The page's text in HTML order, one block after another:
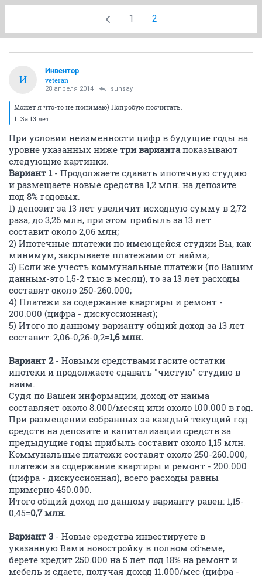
1 2
И
Инвентор
veteran
28 апреля 2014 sunsay
Может я что-то не понимаю) Попробую посчитать.
1. За 13 лет...
При условии неизменности цифр в будущие годы на
уровне указанных ниже три вариантапоказывают
следующие картинки.
Вариант 1- Продолжаете сдавать ипотечную студию
и размещаете новые средства 1,2 млн. на депозите
под 8% годовых.
1) депозит за 13 лет увеличит исходную сумму в 2,72
раза, до 3,26 млн, при этом прибыль за 13 лет
составит около 2,06 млн;
2) Ипотечные платежи по имеющейся студии Вы, как
минимум, закрываете платежами от найма;
3) Если же учесть коммунальные платежи (по Вашим
данным-это 1,5-2 тыс в месяц), то за 13 лет расходы
составят около 250-260.000;
4) Платежи за содержание квартиры и ремонт -
200.000 (цифра - дискуссионная);
5) Итого по данному варианту общий доход за 13 лет
составит: 2,06-0,26-0,2=1,6 млн.
Вариант 2- Новыми средствами гасите остатки
ипотеки и продолжаете сдавать "чистую" студию в
найм.
Судя по Вашей информации, доход от найма
составляет около 8.000/месяц или около 100.000 в год.
При размещении собранных за каждый текущий год
средств на депозите и капитализации средств за
предыдущие годы прибыль составит около 1,15 млн.
Коммунальные платежи составят около 250-260.000,
платежи за содержание квартиры и ремонт - 200.000
(цифра - дискуссионная), всего расходы равны
примерно 450.000.
Итого общий доход по данному варианту равен: 1,15-
0,45=0,7 млн.
Вариант 3 - Новые средства инвестируете в
указанную Вами новостройку в полном объеме,
берете кредит 250.000 на 5 лет под 18% на ремонт и
мебель и сдаете, получая доход 11.000/мес (цифра -